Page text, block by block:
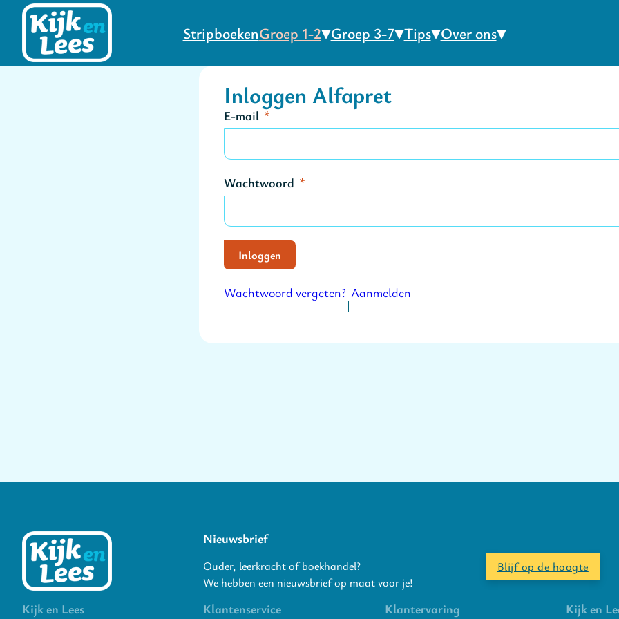
StripboekenGroep 1-2 Groep 3-7 Tips Over ons
Inloggen Alfapret
E-mail
Wachtwoord
Inloggen
Alternative:
Wachtwoord vergeten?
|
Aanmelden
Nieuwsbrief
Ouder, leerkracht of boekhandel?
We hebben een nieuwsbrief op maat voor je!
Blijf op de hoogte
Kijk en Lees Klantenservice Klantervaring Kijk en